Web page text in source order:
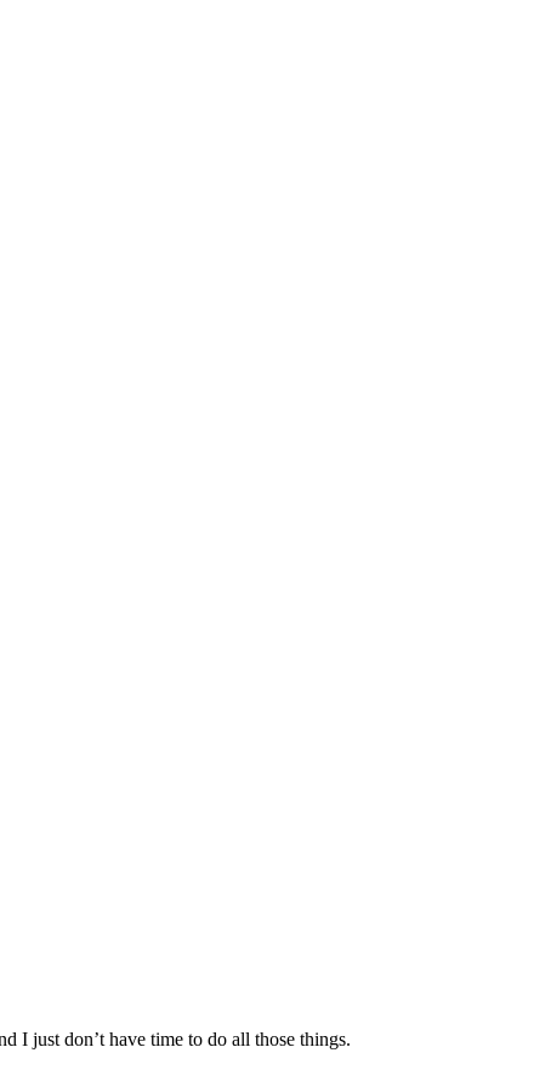
I just don’t have time to do all those things.